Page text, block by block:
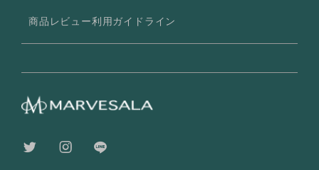
商品レビュー利用ガイドライン